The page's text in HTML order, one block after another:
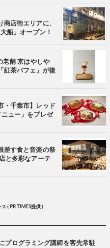
商店街エリアに、
船」オープン！
老舗 京はやしや
紅茶パフェ」が復
・千葉市】レッド
ュー」をプレゼ
差す食と音楽の祭
と多彩なアーテ
( PR TIMES提供 )
プログラミング講師を客先常駐